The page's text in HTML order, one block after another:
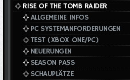
RISE OF THE TOMB RAIDER
ALLGEMEINE INFOS
PC SYSTEMANFORDERUNGEN
TEST (XBOX ONE/PC)
NEUERUNGEN
SEASON PASS
SCHAUPLÄTZE